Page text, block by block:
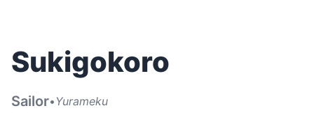
Sukigokoro
Sailor• Yurameku